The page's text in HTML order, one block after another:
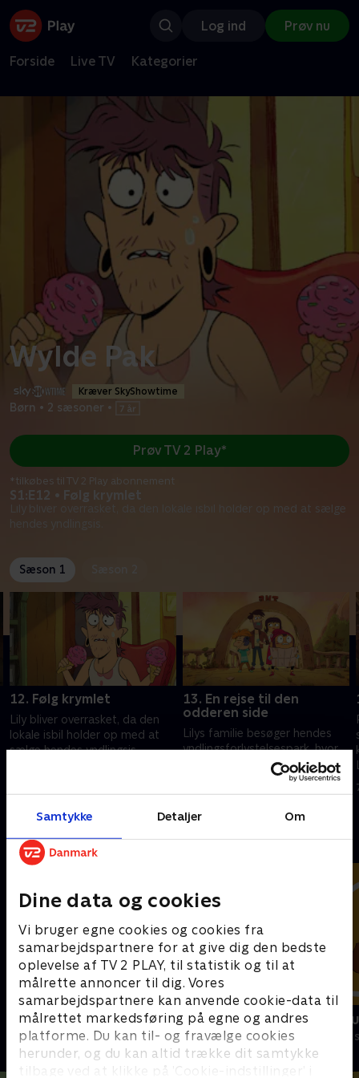
Samtykke Detaljer Om
Dine data og cookies
Vi bruger egne cookies og cookies fra
samarbejdspartnere for at give dig den bedste
oplevelse af TV 2 PLAY, til statistik og til at
målrette annoncer til dig. Vores
samarbejdspartnere kan anvende cookie-data til
målrettet markedsføring på egne og andres
platforme. Du kan til- og fravælge cookies
herunder, og du kan altid trække dit samtykke
tilbage ved at klikke på ’Cookie-indstillinger’ i
Log ind Prøv nu
Forside Live TV Kategorier
Wylde Pak
Kræver SkyShowtime
Børn • 2 sæsoner •
S1:E12 • Følg krymlet
Lily bliver overrasket, da den lokale isbil holder op med at sælge
hendes yndlingsis.
Prøv TV 2 Play*
*tilkøbes til TV 2 Play abonnement
Sæson 1
12. Følg krymlet
Lily bliver overrasket, da den
lokale isbil holder op med at
sælge hendes yndlingsis.
13. En rejse til den
odderen side
Lilys familie besøger hendes
yndlingsforlystelsespark, hvor
de leder efter en mytisk
Andre så også
Vicke Viking
Børneserier • 1 sæsoner
Miniteve:
Børneserier • 1